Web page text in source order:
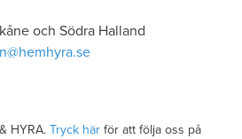
och Södra Halland
HYRA. Tryck här för att följa oss på